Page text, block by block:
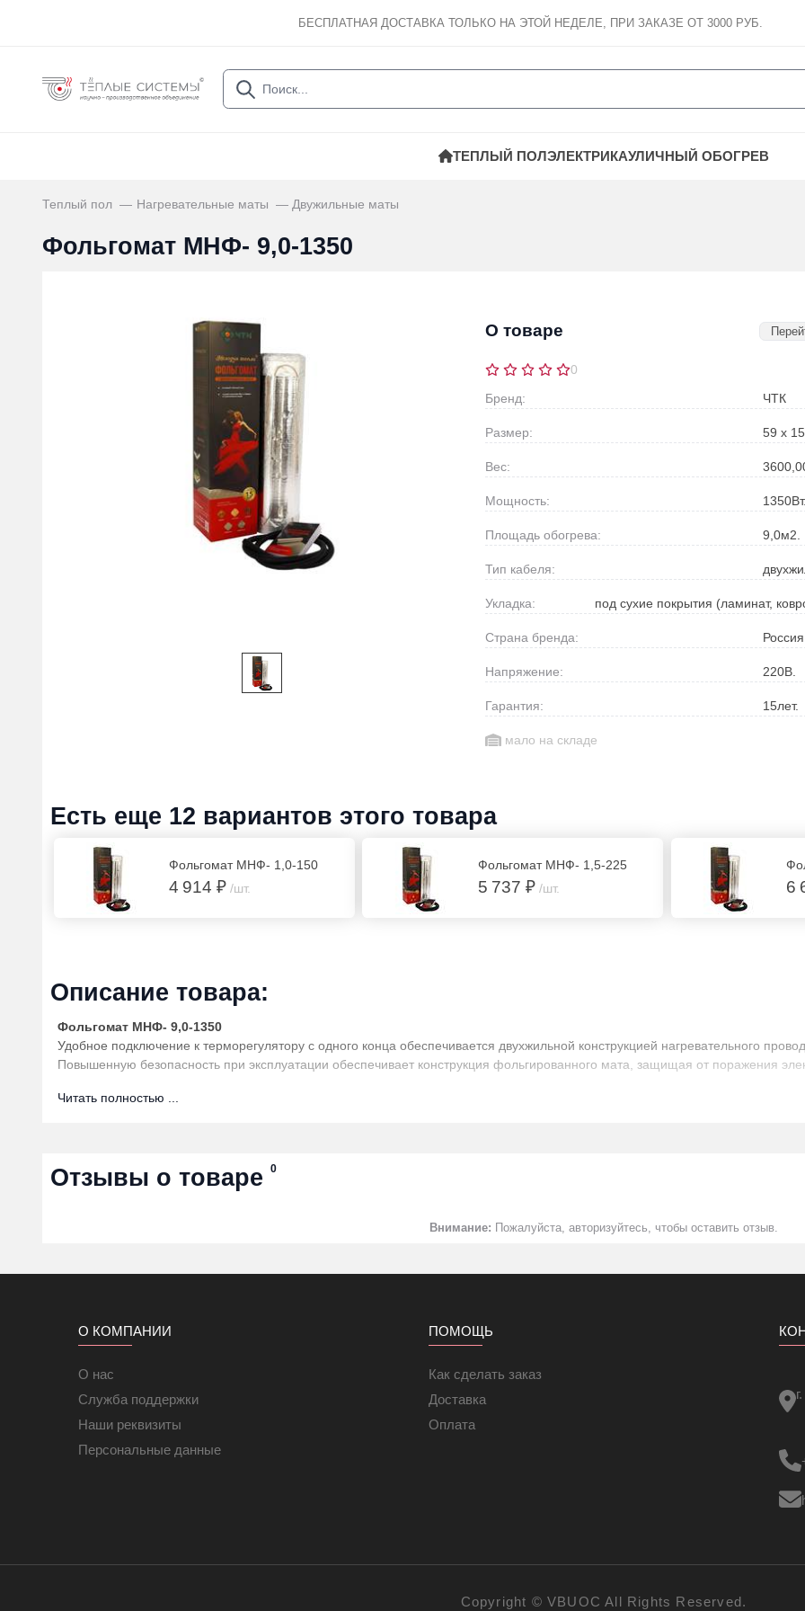
БЕСПЛАТНАЯ ДОСТАВКА ТОЛЬКО НА ЭТОЙ НЕДЕЛЕ, ПРИ ЗАКАЗЕ ОТ 3000 РУБ.
ТЕПЛЫЙ ПОЛЭЛЕКТРИКАУЛИЧНЫЙ ОБОГРЕВ
Теплый пол Нагревательные маты Двужильные маты
Фольгомат МНФ- 9,0-1350
О товаре
0
Бренд:
ЧТК
Размер: 59 х
Вес:
Мощность: 1350Вт.
Площадь обогрева: 9,0м2.
Тип кабеля:
Укладка: под сухие покрытия (ламинат,
Страна бренда: Россия
Напряжение: 220В.
Гарантия: 15лет.
мало на складе
Есть еще 12 вариантов этого товара
Фольгомат МНФ- 1,0-150
4 914 ₽ /шт.
Фольгомат МНФ- 1,5-225
5 737 ₽ /шт. 6
Описание товара:
Фольгомат МНФ- 9,0-1350
Удобное подключение к терморегулятору с одного конца обеспечивается двухжильной конструкцией нагревательного
Повышенную безопасность при эксплуатации обеспечивает конструкция фольгированного мата, защищая от поражения
Фольгомат Мелодия тепла®:
Гарантия – 15 лет.
Подходит при реконструкции пола поверх старого кафельного покрытия.
Оптимальный шаг укладки предотвращает появление выраженной тепловой «зебры»;
Читать полностью ...
Отзывы о товаре 0
Внимание: Пожалуйста, авторизуйтесь, чтобы оставить отзыв.
О КОМПАНИИ
О нас
Служба поддержки
Наши реквизиты
Персональные данные
ПОМОЩЬ
Как сделать заказ
Доставка
Оплата
Copyright ©VBUOC All Rights Reserved.